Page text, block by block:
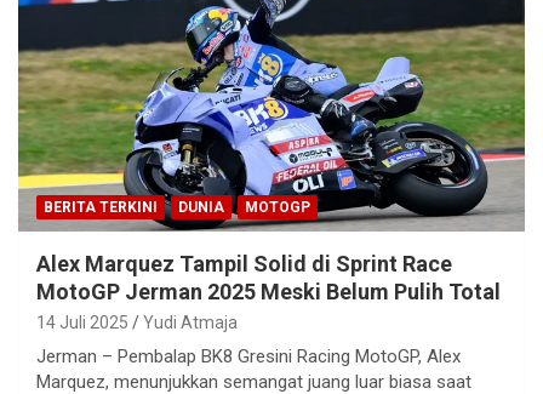
BERITA TERKINI DUNIA MOTOGP
Alex Marquez Tampil Solid di Sprint Race
MotoGP Jerman 2025 Meski Belum Pulih Total
14 Juli 2025 Yudi Atmaja
Jerman – Pembalap BK8 Gresini Racing MotoGP, Alex
Marquez, menunjukkan semangat juang luar biasa saat